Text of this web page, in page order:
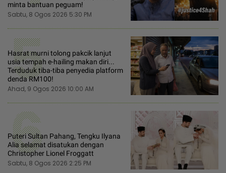
minta bantuan peguam!
Sabtu, 8 Ogos 2026 5:30 PM
5
Hasrat murni tolong pakcik lanjut
usia tempah e-hailing makan diri...
Terduduk tiba-tiba penyedia platform
denda RM100!
Ahad, 9 Ogos 2026 10:00 AM
6
Puteri Sultan Pahang, Tengku Ilyana
Alia selamat disatukan dengan
Christopher Lionel Froggatt
Sabtu, 8 Ogos 2026 2:25 PM